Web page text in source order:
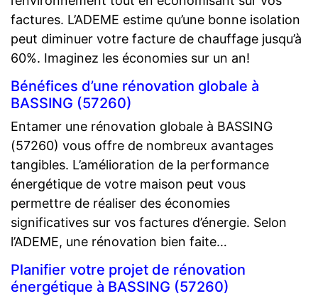
factures. L’ADEME estime qu’une bonne isolation
peut diminuer votre facture de chauffage jusqu’à
60%. Imaginez les économies sur un an!
Bénéfices d’une rénovation globale à
BASSING (57260)
Entamer une rénovation globale à BASSING
(57260) vous offre de nombreux avantages
tangibles. L’amélioration de la performance
énergétique de votre maison peut vous
permettre de réaliser des économies
significatives sur vos factures d’énergie. Selon
l’ADEME, une rénovation bien faite…
Planifier votre projet de rénovation
énergétique à BASSING (57260)